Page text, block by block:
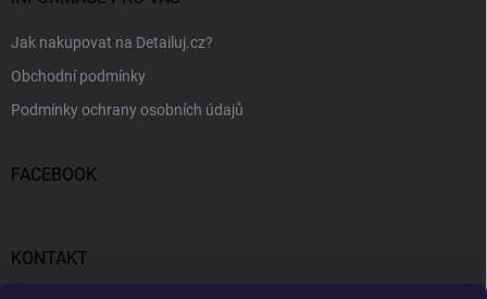
Jak nakupovat na Detailuj.cz?
Obchodní podmínky
Podmínky ochrany osobních údajů
FACEBOOK
KONTAKT